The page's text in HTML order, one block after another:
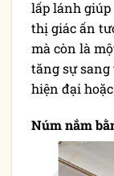
lấp lánh giúp
thị giác ấn
mà còn là
tăng sự sang
hiện đại
Núm nắm